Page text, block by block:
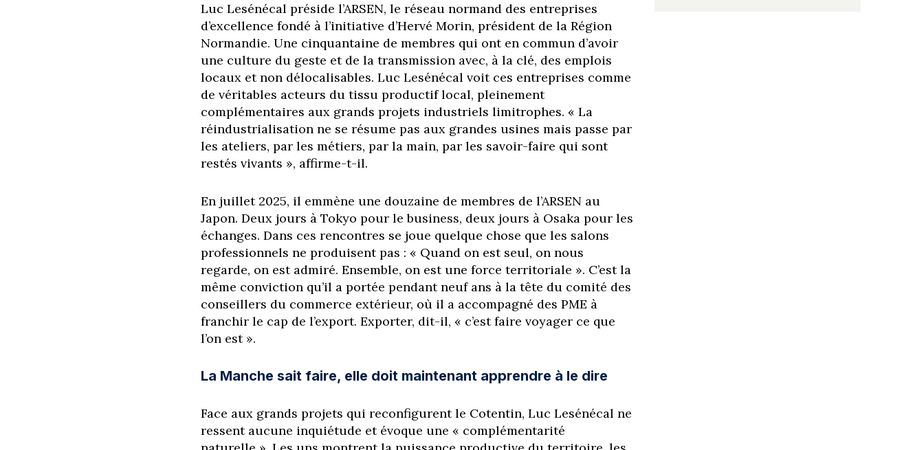
Luc Lesénécal préside l’ARSEN, le réseau normand des entreprises
d’excellence fondé à l’initiative d’Hervé Morin, président de la Région
Normandie. Une cinquantaine de membres qui ont en commun d’avoir
une culture du geste et de la transmission avec, à la clé, des emplois
locaux et non délocalisables. Luc Lesénécal voit ces entreprises comme
de véritables acteurs du tissu productif local, pleinement
complémentaires aux grands projets industriels limitrophes. « La
réindustrialisation ne se résume pas aux grandes usines mais passe par
les ateliers, par les métiers, par la main, par les savoir-faire qui sont
restés vivants », affirme-t-il.
En juillet 2025, il emmène une douzaine de membres de l’ARSEN au
Japon. Deux jours à Tokyo pour le business, deux jours à Osaka pour les
échanges. Dans ces rencontres se joue quelque chose que les salons
professionnels ne produisent pas : « Quand on est seul, on nous
regarde, on est admiré. Ensemble, on est une force territoriale ». C’est la
même conviction qu’il a portée pendant neuf ans à la tête du comité des
conseillers du commerce extérieur, où il a accompagné des PME à
franchir le cap de l’export. Exporter, dit-il, « c’est faire voyager ce que
l’on est ».
La Manche sait faire, elle doit maintenant apprendre à le dire
Face aux grands projets qui reconfigurent le Cotentin, Luc Lesénécal ne
ressent aucune inquiétude et évoque une « complémentarité